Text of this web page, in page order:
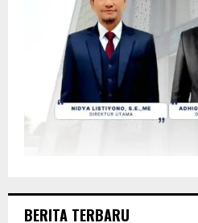
BERITA TERBARU